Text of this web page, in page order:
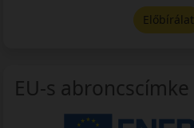
Előbírálat
EU-s abroncscímke